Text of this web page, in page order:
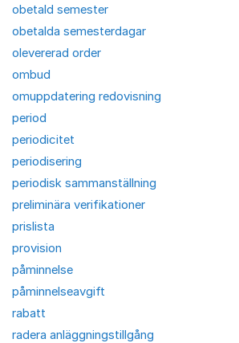
obetald semester
obetalda semesterdagar
olevererad order
ombud
omuppdatering redovisning
period
periodicitet
periodisering
periodisk sammanställning
preliminära verifikationer
prislista
provision
påminnelse
påminnelseavgift
rabatt
radera anläggningstillgång